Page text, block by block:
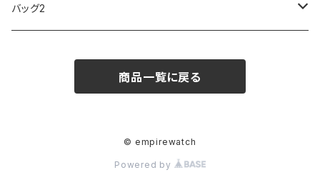
ARCA FUTURA
VANQUISH
VIVIENNE WESTWOOD
ISLAND
PRADA
その他
SWAROVSKI
COACH
OMRON
SPICE OF LIFE
ZIPPO
TSUBOTA PEARL
バッグ2
商品一覧に戻る
© empirewatch
Powered by